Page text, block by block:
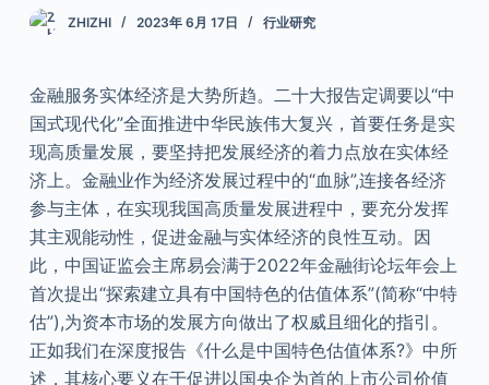
ZHIZHI 2023年 6月 17日 行业研究
金融服务实体经济是大势所趋。二十大报告定调要以“中
国式现代化”全面推进中华民族伟大复兴，首要任务是实
现高质量发展，要坚持把发展经济的着力点放在实体经
济上。金融业作为经济发展过程中的“血脉”,连接各经济
参与主体，在实现我国高质量发展进程中，要充分发挥
其主观能动性，促进金融与实体经济的良性互动。因
此，中国证监会主席易会满于2022年金融街论坛年会上
首次提出“探索建立具有中国特色的估值体系”(简称“中特
估”),为资本市场的发展方向做出了权威且细化的指引。
正如我们在深度报告《什么是中国特色估值体系?》中所
述，其核心要义在于促进以国央企为首的上市公司价值